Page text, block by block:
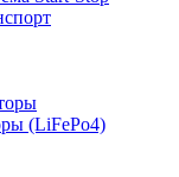
(LiFePo4)